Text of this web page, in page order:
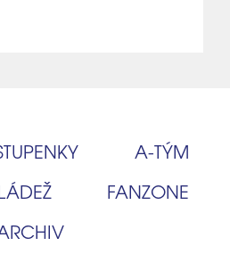
A‑TÝM
FANZONE